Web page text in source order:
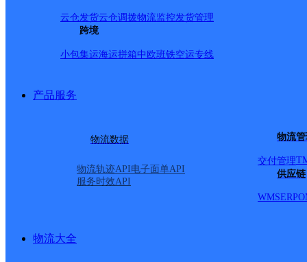
云仓发货云仓调拨物流监控发货管理
跨境
小包集运海运拼箱中欧班铁空运专线
产品服务
物流数据
物流轨迹API电子面单API
服务时效API
物流
交付管理
供应链
WMSERP
物流大全
淋子家餐饮店
顺丰速运 更多号码
派送范围:全境
地址
向50米岔路口十点伴精